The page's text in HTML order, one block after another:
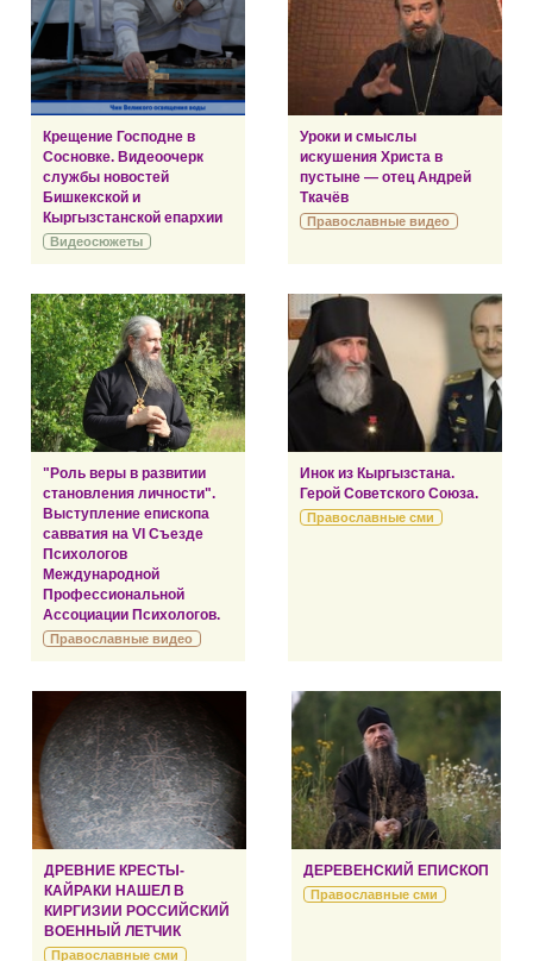
Крещение Господне в
Сосновке. Видеоочерк
службы новостей
Бишкекской и
Кыргызстанской епархии
Видеосюжеты
Уроки и смыслы
искушения Христа в
пустыне — отец Андрей
Ткачёв
Православные видео
"Роль веры в развитии
становления личности".
Выступление епископа
савватия на VI Съезде
Психологов
Международной
Профессиональной
Ассоциации Психологов.
Православные видео
Инок из Кыргызстана.
Герой Советского Союза.
Православные сми
ДРЕВНИЕ КРЕСТЫ-
КАЙРАКИ НАШЕЛ В
КИРГИЗИИ РОССИЙСКИЙ
ВОЕННЫЙ ЛЕТЧИК
Православные сми
ДЕРЕВЕНСКИЙ ЕПИСКОП
Православные сми